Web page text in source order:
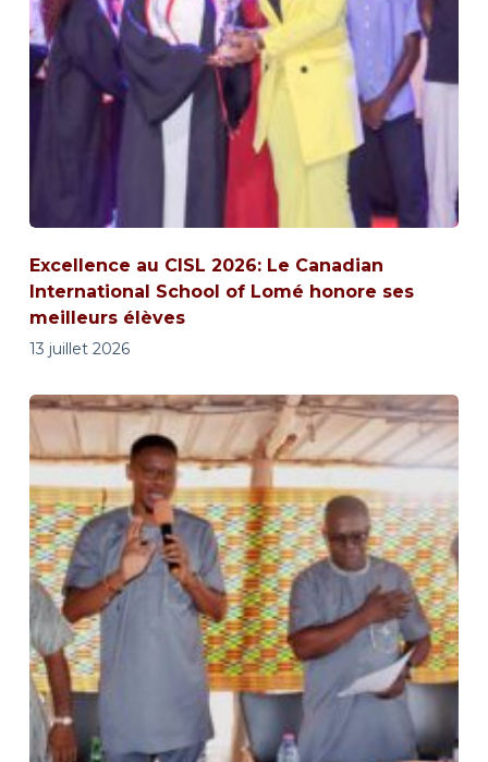
Excellence au CISL 2026: Le Canadian
International School of Lomé honore ses
meilleurs élèves
13 juillet 2026